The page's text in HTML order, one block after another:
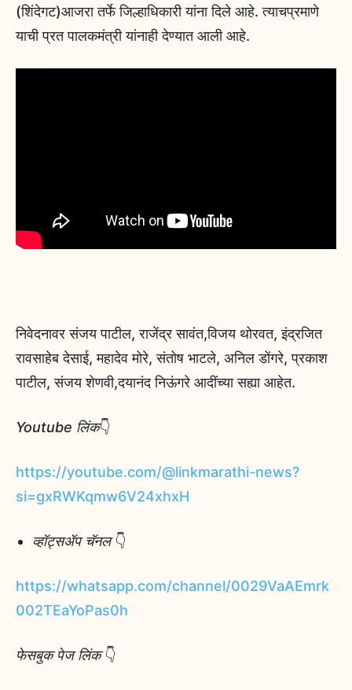
(शिंदेगट)आजरा तर्फे जिल्हाधिकारी यांना दिले आहे. त्याचप्रमाणे
याची प्रत पालकमंत्री यांनाही देण्यात आली आहे.
निवेदनावर संजय पाटील, राजेंद्र सावंत,विजय थोरवत, इंद्रजित
रावसाहेब देसाई, महादेव मोरे, संतोष भाटले, अनिल डोंगरे, प्रकाश
पाटील, संजय शेणवी,दयानंद निऊंगरे आदींच्या सह्या आहेत.
Youtube लिंक👇
https://youtube.com/@linkmarathi-news?
si=gxRWKqmw6V24xhxH
व्हॉट्सॲप चॅनल👇
https://whatsapp.com/channel/0029VaAEmrk
002TEaYoPas0h
फेसबुक पेज लिंक👇